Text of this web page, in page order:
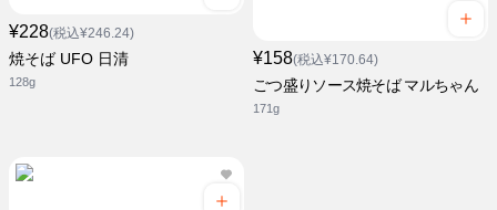
¥228(税込¥246.24)
焼そば UFO 日清
128g
¥158(税込¥170.64)
ごつ盛りソース焼そば マルちゃん
171g